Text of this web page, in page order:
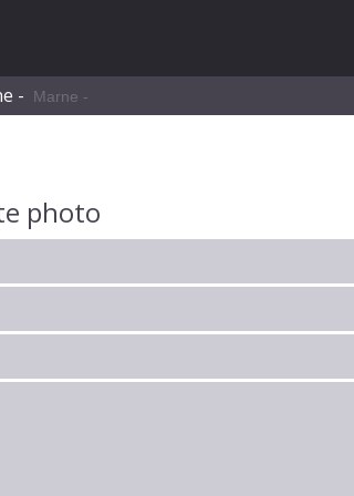
- Marne -
photo